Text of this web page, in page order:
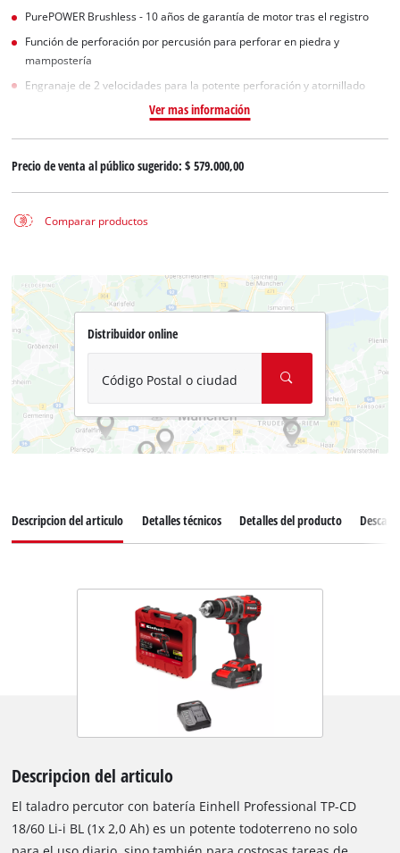
PurePOWER Brushless - 10 años de garantía de motor tras el registro
Función de perforación por percusión para perforar en piedra y
mampostería
Engranaje de 2 velocidades para la potente perforación y atornillado
Ver mas información
Precio de venta al público sugerido:$ 579.000,00
Comparar productos
Distribuidor online
Código Postal o ciudad
Descripcion del articulo Detalles técnicos Detalles del producto
Descripcion del articulo
El taladro percutor con batería Einhell Professional TP-CD
18/60 Li-i BL (1x 2,0 Ah) es un potente todoterreno no solo